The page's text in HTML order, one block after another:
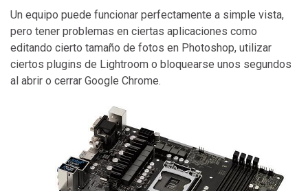
Un equipo puede funcionar perfectamente a simple vista,
pero tener problemas en ciertas aplicaciones como
editando cierto tamaño de fotos en Photoshop, utilizar
ciertos plugins de Lightroom o bloquearse unos segundos
al abrir o cerrar Google Chrome.